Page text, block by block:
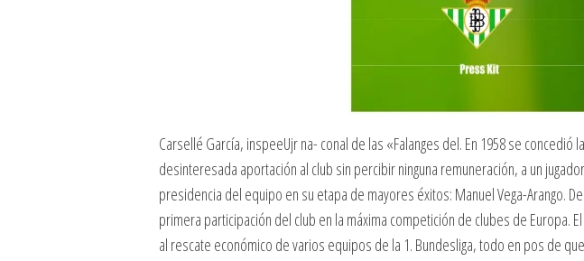
Carsellé García, inspeeUjr na- conal de las «Falanges del. En 1958 se concedió
desinteresada aportación al club sin percibir ninguna remuneración, a un
presidencia del equipo en su etapa de mayores éxitos: Manuel Vega-Arango.
primera participación del club en la máxima competición de clubes de Europa.
al rescate económico de varios equipos de la 1. Bundesliga, todo en pos de